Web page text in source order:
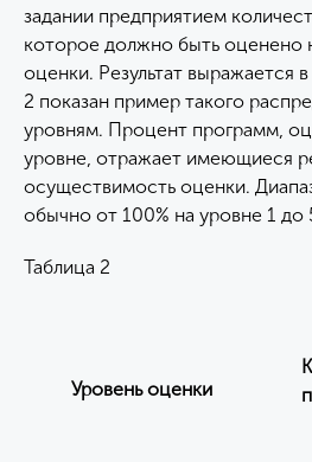
задании предприятием
которое должно быть оценено
оценки. Результат выражается
2 показан пример такого
уровням. Процент программ,
уровне, отражает имеющиеся
осуществимость оценки.
обычно от 100% на уровне 1 до
Таблица 2
Уровень оценки